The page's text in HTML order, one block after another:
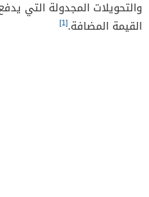
القيمة المضافة.[1]